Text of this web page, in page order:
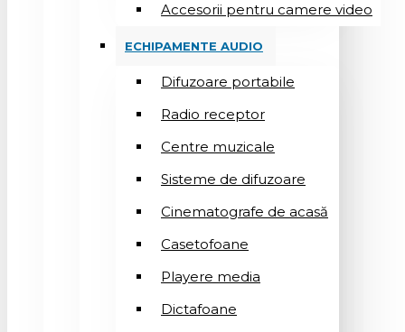
Accesorii pentru camere video
ECHIPAMENTE AUDIO
Difuzoare portabile
Radio receptor
Centre muzicale
Sisteme de difuzoare
Cinematografe de acasă
Casetofoane
Playere media
Dictafoane